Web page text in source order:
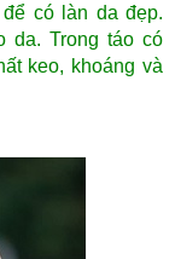
có làn da đẹp.
da. Trong táo có
keo, khoáng và